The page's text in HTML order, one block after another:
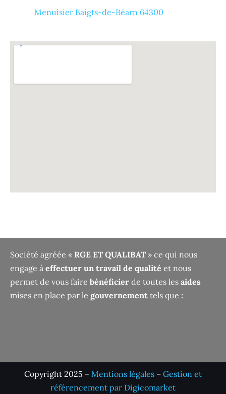
Menuisier Baigts-de-Béarn 64300
Société agréée « RGE ET QUALIBAT » ce qui nous
engage à effectuer un travail de qualité et nous
permet de vous faire bénéficier de toutes les aides
mises en place par le gouvernement tels que :
Copyright 2025 – Mentions légales – Gestion et
référencement par Digicomarket